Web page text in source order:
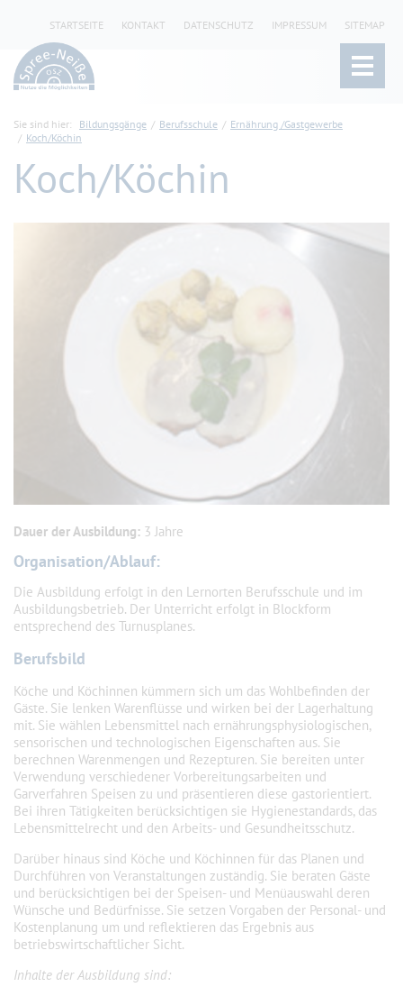
STARTSEITE KONTAKT DATENSCHUTZ IMPRESSUM SITEMAP
Sie sind hier: Bildungsgänge Berufsschule
Ernährung /Gastgewerbe
Koch/Köchin
Koch/Köchin
Dauer der Ausbildung: 3 Jahre
Organisation/Ablauf:
Die Ausbildung erfolgt in den Lernorten Berufsschule und im
Ausbildungsbetrieb. Der Unterricht erfolgt in Blockform
entsprechend des Turnusplanes.
Berufsbild
Köche und Köchinnen kümmern sich um das Wohlbefinden der
Gäste. Sie lenken Warenflüsse und wirken bei der Lagerhaltung
mit. Sie wählen Lebensmittel nach ernährungsphysiologischen,
sensorischen und technologischen Eigenschaften aus. Sie
berechnen Warenmengen und Rezepturen. Sie bereiten unter
Verwendung verschiedener Vorbereitungsarbeiten und
Garverfahren Speisen zu und präsentieren diese gastorientiert.
Bei ihren Tätigkeiten berücksichtigen sie Hygienestandards, das
Lebensmittelrecht und den Arbeits- und Gesundheitsschutz.
Darüber hinaus sind Köche und Köchinnen für das Planen und
Durchführen von Veranstaltungen zuständig. Sie beraten Gäste
und berücksichtigen bei der Speisen- und Menüauswahl deren
Wünsche und Bedürfnisse. Sie setzen Vorgaben der Personal- und
Kostenplanung um und reflektieren das Ergebnis aus
betriebswirtschaftlicher Sicht.
Inhalte der Ausbildung sind: